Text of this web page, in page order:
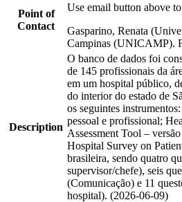
Point of
Contact
Use email button above
Gasparino, Renata
Campinas (UNICAMP).
Description
O banco de dados foi
de 145 profissionais da
em um hospital público,
do interior do estado de
os seguintes
pessoal e profissional;
Assessment Tool –
Hospital Survey on
brasileira, sendo quatro
supervisor/chefe), seis
(Comunicação) e 11
hospital). (2026-06-09)